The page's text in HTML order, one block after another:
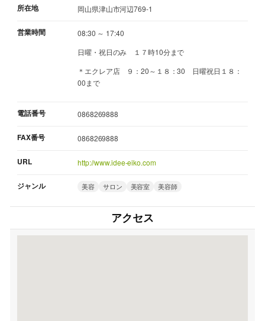
所在地 岡山県津山市河辺769-1
営業時間
08:30 ～ 17:40
日曜・祝日のみ １７時10分まで
＊エクレア店 ９：20～１８：30 日曜祝日１８：
00まで
電話番号 0868269888
FAX番号 0868269888
URL http://www.idee-eiko.com
ジャンル 美容 サロン 美容室 美容師
アクセス